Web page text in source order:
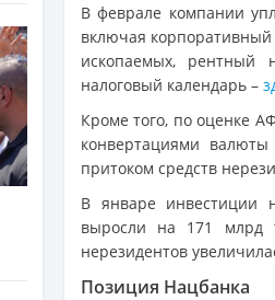
В феврале компании
включая
ископаемых, рентный
налоговый календарь –
Кроме того, по оценке
конвертациями
притоком средств
В январе инвестиции
выросли на 171 млрд
нерезидентов
Позиция Нацбанка